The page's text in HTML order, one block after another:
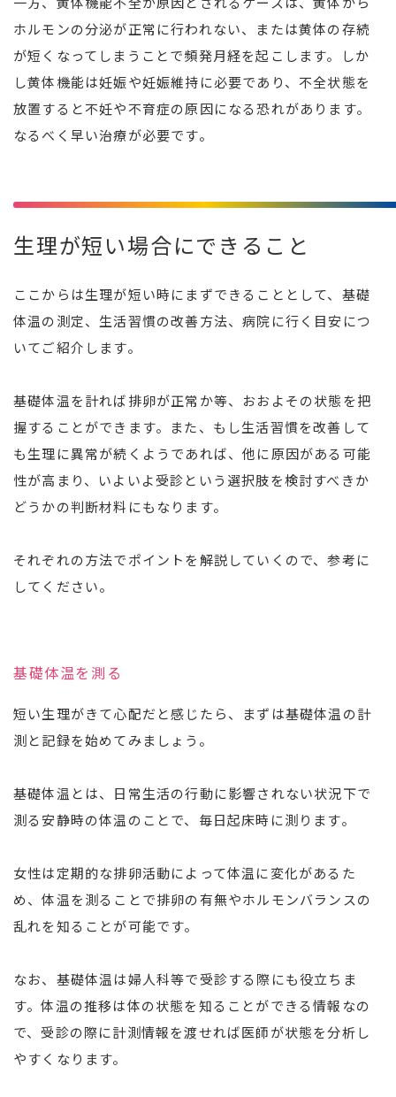
ホルモンの分泌が正常に行われない、または黄体の存続
が短くなってしまうことで頻発月経を起こします。しか
し黄体機能は妊娠や妊娠維持に必要であり、不全状態を
放置すると不妊や不育症の原因になる恐れがあります。
なるべく早い治療が必要です。
生理が短い場合にできること
ここからは生理が短い時にまずできることとして、基礎
体温の測定、生活習慣の改善方法、病院に行く目安につ
いてご紹介します。
基礎体温を計れば排卵が正常か等、おおよその状態を把
握することができます。また、もし生活習慣を改善して
も生理に異常が続くようであれば、他に原因がある可能
性が高まり、いよいよ受診という選択肢を検討すべきか
どうかの判断材料にもなります。
それぞれの方法でポイントを解説していくので、参考に
してください。
基礎体温を測る
短い生理がきて心配だと感じたら、まずは基礎体温の計
測と記録を始めてみましょう。
基礎体温とは、日常生活の行動に影響されない状況下で
測る安静時の体温のことで、毎日起床時に測ります。
女性は定期的な排卵活動によって体温に変化があるた
め、体温を測ることで排卵の有無やホルモンバランスの
乱れを知ることが可能です。
なお、基礎体温は婦人科等で受診する際にも役立ちま
す。体温の推移は体の状態を知ることができる情報なの
で、受診の際に計測情報を渡せれば医師が状態を分析し
やすくなります。